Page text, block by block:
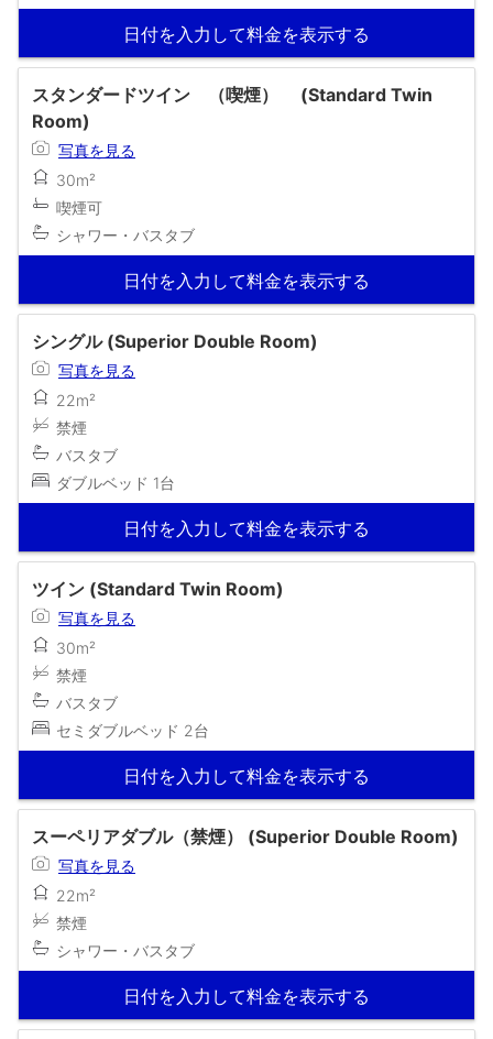
日付を入力して料金を表示する
スタンダードツイン （喫煙） (Standard Twin
Room)
写真を見る
30m²
喫煙可
シャワー・バスタブ
日付を入力して料金を表示する
シングル (Superior Double Room)
写真を見る
22m²
禁煙
バスタブ
ダブルベッド 1台
日付を入力して料金を表示する
ツイン (Standard Twin Room)
写真を見る
30m²
禁煙
バスタブ
セミダブルベッド 2台
日付を入力して料金を表示する
スーペリアダブル（禁煙） (Superior Double Room)
写真を見る
22m²
禁煙
シャワー・バスタブ
日付を入力して料金を表示する